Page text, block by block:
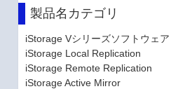
製品名カテゴリ
iStorage Vシリーズソフトウェア
iStorage Local Replication
iStorage Remote Replication
iStorage Active Mirror